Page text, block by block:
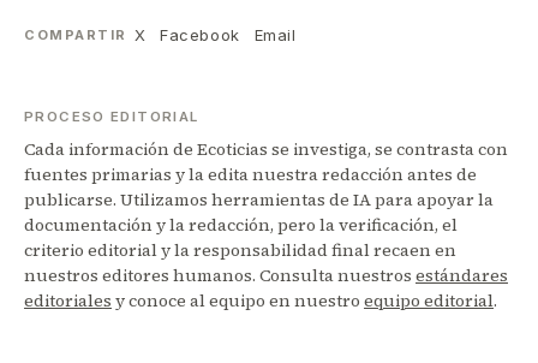
COMPARTIR X Facebook Email
PROCESO EDITORIAL
Cada información de Ecoticias se investiga, se contrasta con
fuentes primarias y la edita nuestra redacción antes de
publicarse. Utilizamos herramientas de IA para apoyar la
documentación y la redacción, pero la verificación, el
criterio editorial y la responsabilidad final recaen en
nuestros editores humanos. Consulta nuestros estándares
editoriales y conoce al equipo en nuestro equipo editorial.